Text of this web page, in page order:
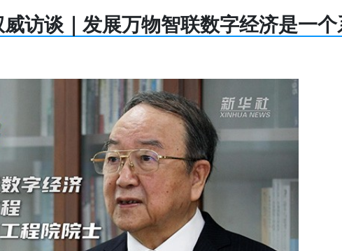
威访谈｜发展万物智联数字经济是